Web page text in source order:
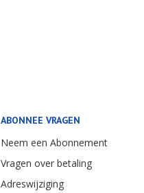
ABONNEE VRAGEN
Neem een Abonnement
Vragen over betaling
Adreswijziging